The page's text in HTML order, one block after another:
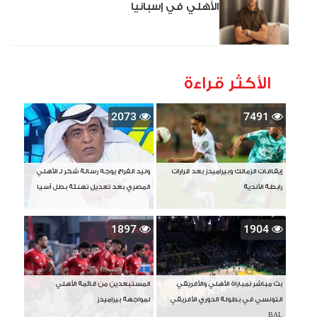
الأهلي في إسبانيا
الأكثر قراءة
7491
إيقافات الزمالك وبيراميدز بعد قرارات
رابطة الأندية
2073
وليد الفراج يوجه رسالة شكر لـ الأهلي
المصري بعد تعديل تهنئة بطل آسيا
1904
بث مباشر لمباراة الأهلي والأفريقي
التونسي في بطولة الدوري الأفريقي
BAL
1897
المستبعدين من قائمة الأهلي
لمواجهة بيراميدز